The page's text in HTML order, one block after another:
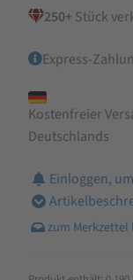
250+Stück
Express-
Kostenfreier
Deutschlands
Einloggen,